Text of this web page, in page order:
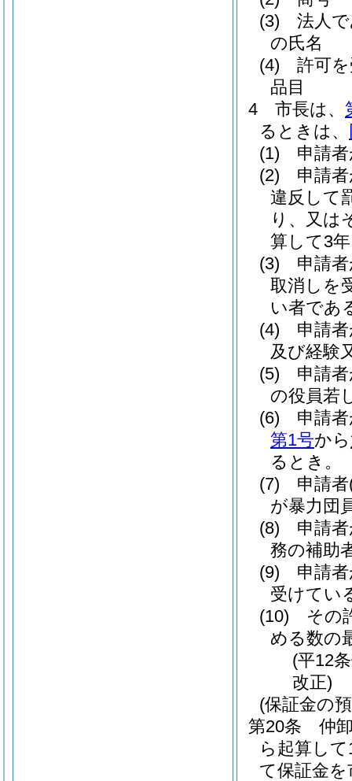
(3)
法人
の氏名
(4)
許可
品目
4
市長は、
るときは、
(1)
申請
(2)
申請
違反して
り、又は
算して3
(3)
申請
取消しを
い者であ
(4)
申請
及び経験
(5)
申請
の役員若
(6)
申請
第1号から
るとき。
(7)
申請者
が暴力団
(8)
申請
務の補助
(9)
申請
受けてい
(10)
その
める数の
(平12
改正)
(保証金の
第20条
仲
ら起算し
て保証金